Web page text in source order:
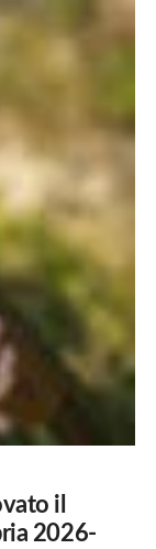
il
2026-